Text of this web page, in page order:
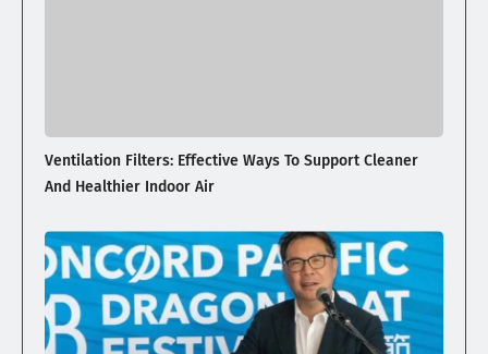
Ventilation Filters: Effective Ways To Support Cleaner
And Healthier Indoor Air